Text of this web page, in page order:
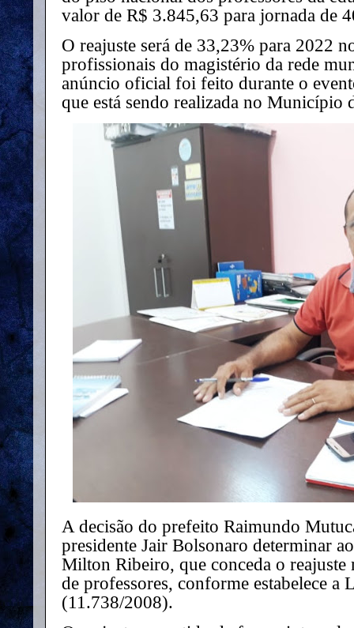
valor de R$ 3.845,63 para jornada de
O reajuste será de 33,23% para 2022
profissionais do magistério da rede
anúncio oficial foi feito durante o
que está sendo realizada no Município
A decisão do prefeito Raimundo
presidente Jair Bolsonaro determinar
Milton Ribeiro, que conceda o
de professores, conforme estabelece a
(11.738/2008).